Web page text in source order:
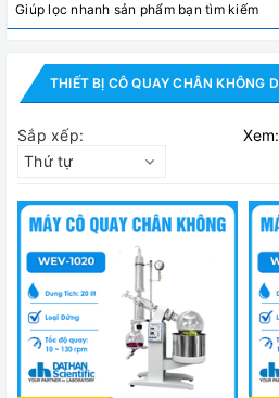
Giúp lọc nhanh sản phẩm bạn tìm kiếm
THIẾT BỊ CÔ QUAY CHÂN KHÔNG
Sắp xếp:
Thứ tự
Xem: